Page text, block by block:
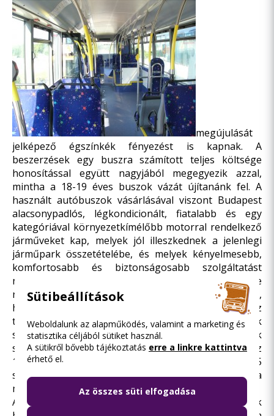
megújulását
jelképező égszínkék fényezést is kapnak. A
beszerzések egy buszra számított teljes költsége
honosítással együtt nagyjából megegyezik azzal,
mintha a 18-19 éves buszok vázát újítanánk fel. A
használt autóbuszok vásárlásával viszont Budapest
alacsonypadlós, légkondicionált, fiatalabb és egy
kategóriával környezetkímélőbb motorral rendelkező
járműveket kap, melyek jól illeszkednek a jelenlegi
járműpark összetételébe, és melyek kényelmesebb,
komfortosabb és biztonságosabb szolgáltatást
nyújtanak utasainknak. A használt buszok beszerzése
nem az új buszok forgalomba állítását helyettesíti,
hanem a régiek szükségszerű felújítását váltja ki, ez
teszi lehetővé a 20 évesnél idősebb buszok
selejtezését. A fejlesztés a járatkimaradások
számának csökkentéséhez is hozzájárul, hiszen az
1990-es évek vége óta nem látott szintre, mintegy 75
százalékkal csökkent az autóbusz-ágazatban a
műszaki hibából eredő járatkimaradás.
A BKK és a BKV folytatja az új autóbuszok
Sütibeállítások
Weboldalunk az alapműködés, valamint a marketing és
statisztika céljából sütiket használ.
A sütikről bővebb tájékoztatás erre a linkre kattintva
érhető el.
Az összes süti elfogadása